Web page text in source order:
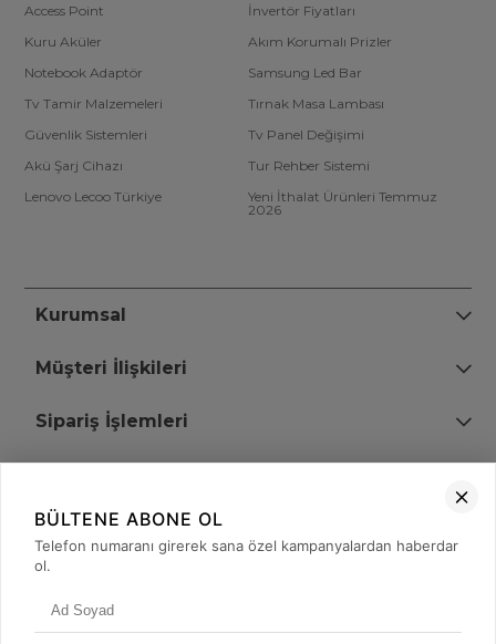
Access Point
İnvertör Fiyatları
Kuru Aküler
Akım Korumalı Prizler
Notebook Adaptör
Samsung Led Bar
Tv Tamir Malzemeleri
Tırnak Masa Lambası
Güvenlik Sistemleri
Tv Panel Değişimi
Akü Şarj Cihazı
Tur Rehber Sistemi
Lenovo Lecoo Türkiye
Yeni İthalat Ürünleri Temmuz
2026
Kurumsal
Müşteri İlişkileri
Sipariş İşlemleri
+90 (850) 473 08 08
BÜLTENE ABONE OL
Telefon numaranı girerek sana özel kampanyalardan haberdar
ol.